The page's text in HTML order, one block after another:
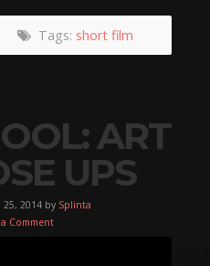
Tags: short film
ART
UPS
2014 by Splinta
a Comment